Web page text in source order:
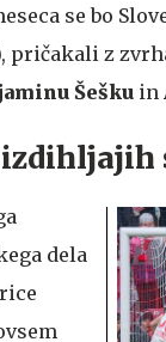
se bo
pričakali z
Šešku in
izdihljajih
dela